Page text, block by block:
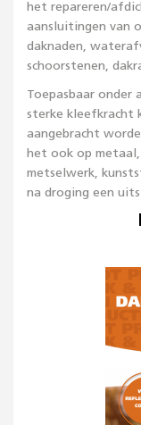
het repareren/
aansluitingen van
daknaden,
schoorstenen,
Toepasbaar onder
sterke kleefkracht
aangebracht
het ook op
metselwerk,
na droging een